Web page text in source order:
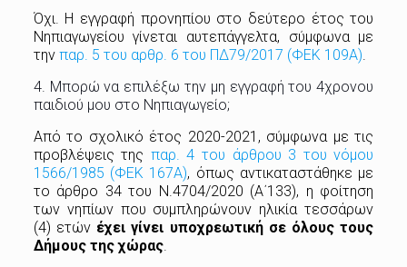
Όχι. Η εγγραφή πρoνηπίου στο δεύτερο έτος του
Νηπιαγωγείου γίνεται αυτεπάγγελτα, σύμφωνα με
την παρ. 5 του αρθρ. 6 του ΠΔ79/2017 (ΦΕΚ 109Α).
4. Μπορώ να επιλέξω την μη εγγραφή του 4χρονου
παιδιού μου στο Νηπιαγωγείο;
Από το σχολικό έτος 2020-2021, σύμφωνα με τις
προβλέψεις της παρ. 4 του άρθρου 3 του νόμου
1566/1985 (ΦΕΚ 167Α), όπως αντικαταστάθηκε με
το άρθρο 34 του Ν.4704/2020 (Α΄133), η φοίτηση
των νηπίων που συμπληρώνουν ηλικία τεσσάρων
(4) ετών έχει γίνει υποχρεωτική σε όλους τους
Δήμους της χώρας.